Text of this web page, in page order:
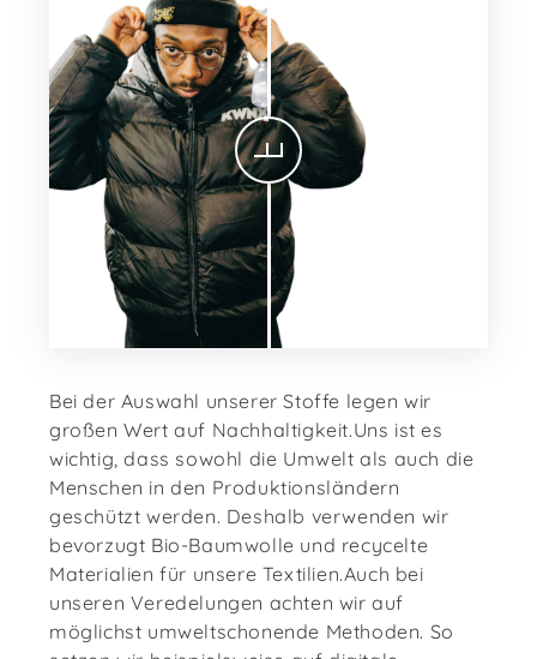
Bei der Auswahl unserer Stoffe legen wir
großen Wert auf Nachhaltigkeit.Uns ist es
wichtig, dass sowohl die Umwelt als auch die
Menschen in den Produktionsländern
geschützt werden. Deshalb verwenden wir
bevorzugt Bio-Baumwolle und recycelte
Materialien für unsere Textilien.Auch bei
unseren Veredelungen achten wir auf
möglichst umweltschonende Methoden. So